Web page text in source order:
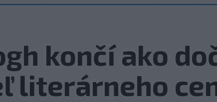
končí ako
literárneho